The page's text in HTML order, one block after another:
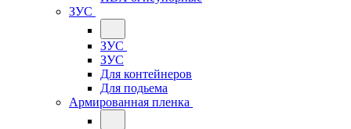
ЗУС
ЗУС
ЗУС
Для контейнеров
Для подьема
Армированная пленка